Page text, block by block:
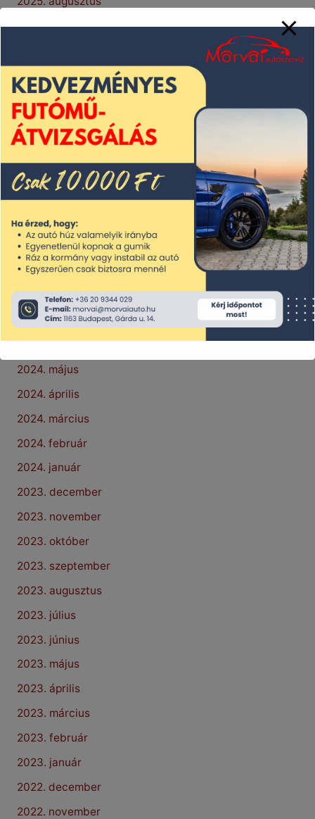
2025. július
2025. május
2025. április
2025. március
2025. február
2025. január
2024. december
2024. november
2024. október
2024. szeptember
2024. augusztus
2024. július
2024. június
2024. május
2024. április
2024. március
2024. február
2024. január
2023. december
2023. november
2023. október
2023. szeptember
2023. augusztus
2023. július
2023. június
2023. május
2023. április
2023. március
2023. február
2023. január
2022. december
2022. november